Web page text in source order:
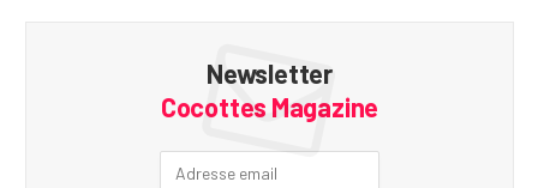
Newsletter
Cocottes Magazine